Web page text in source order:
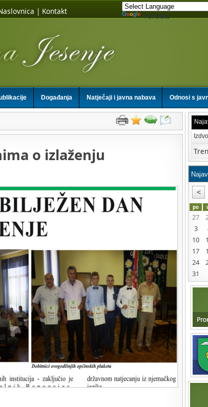
| Kontakt
Translate
Događanja Natječaji i javna nabava Odnosi s
o izlaženju
po
27
3
10
17
24
31